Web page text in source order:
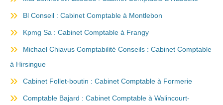
Bl Conseil : Cabinet Comptable à Montlebon
Kpmg Sa : Cabinet Comptable à Frangy
Michael Chiavus Comptabilité Conseils : Cabinet Comptable
à Hirsingue
Cabinet Follet-boutin : Cabinet Comptable à Formerie
Comptable Bajard : Cabinet Comptable à Walincourt-